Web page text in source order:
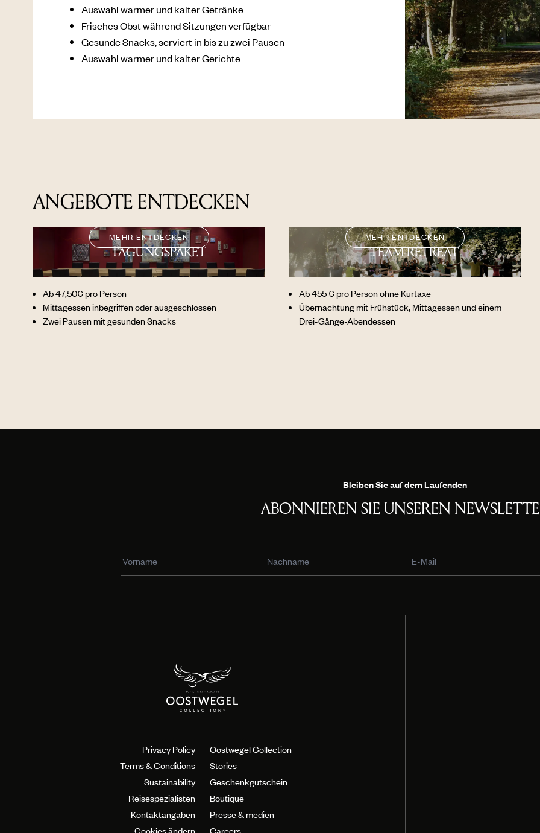
Auswahl warmer und kalter Getränke
Frisches Obst während Sitzungen verfügbar
Gesunde Snacks, serviert in bis zu zwei Pausen
Auswahl warmer und kalter Gerichte
ANGEBOTE ENTDECKEN
TAGUNGSPAKET
MEHR ENTDECKEN
Ab 47,50€ pro Person
Mittagessen inbegriffen oder ausgeschlossen
Zwei Pausen mit gesunden Snacks
TEAM-RETREAT
MEHR ENTDECKEN
Ab 455 € pro Person ohne Kurtaxe
Übernachtung mit Frühstück, Mittagessen und einem
Drei-Gänge-Abendessen
Bleiben Sie auf dem Laufenden
ABONNIEREN SIE UNSEREN
Oostwegel Collection
Stories
Geschenkgutschein
Boutique
Presse & medien
Careers
Privacy Policy
Terms & Conditions
Sustainability
Reisespezialisten
Kontaktangaben
Cookies ändern